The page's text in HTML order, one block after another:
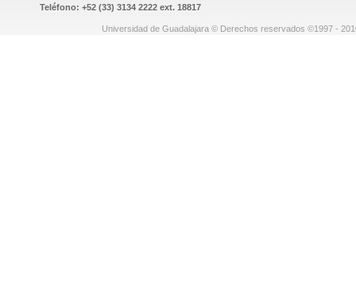
Teléfono: +52 (33) 3134 2222 ext. 18817
Universidad de Guadalajara © Derechos reservados ©1997 -